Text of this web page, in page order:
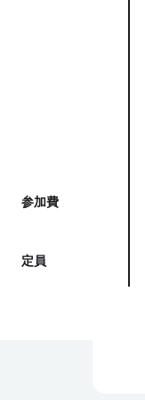
参加費
定員